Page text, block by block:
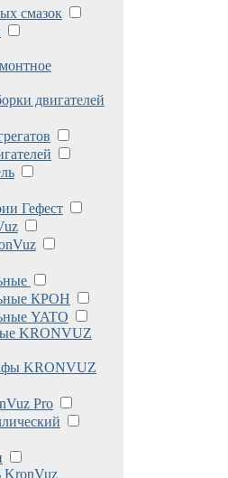
смазок
двигателей
Гефест
КРОН
YATO
KRONVUZ
KRONVUZ
Pro
KronVuz